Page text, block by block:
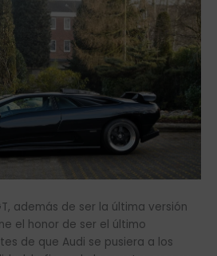
además de ser la última versión
el honor de ser el último
de que Audi se pusiera a los